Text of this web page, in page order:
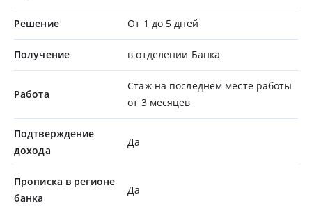
Решение От 1 до 5 дней
Получение в отделении Банка
Работа
Стаж на последнем месте работы
от 3 месяцев
Подтверждение
дохода
Да
Прописка в регионе
банка
Да